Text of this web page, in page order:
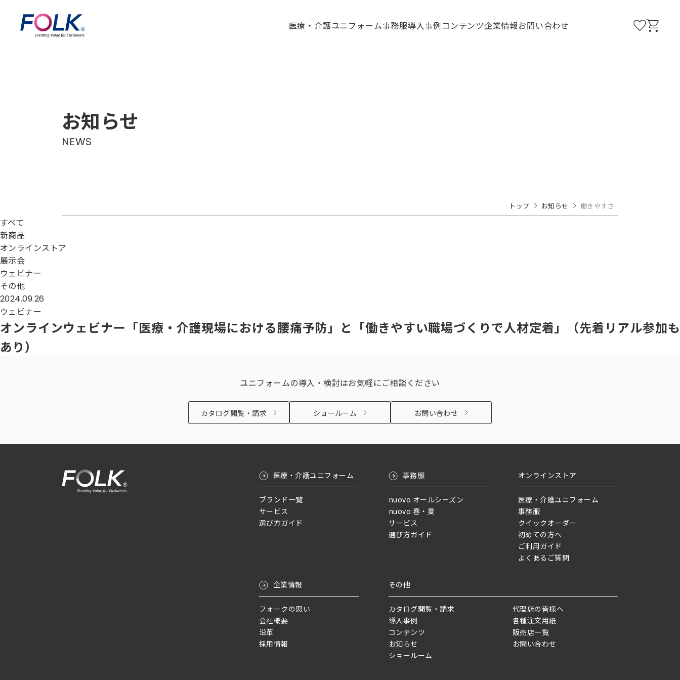
医療・介護ユニフォーム事務服導入事例 コンテンツ企業情報お問い合わせ
お知らせ
NEWS
トップ お知らせ 働きやすさ
すべて
新商品
オンラインストア
展示会
ウェビナー
その他
2024.09.26
ウェビナー
オンラインウェビナー「医療・介護現場における腰痛予防」と「働きやすい職場づくりで人材定着」（先着リアル参加も
あり）
ユニフォームの導入・検討はお気軽にご相談ください
カタログ閲覧・請求 ショールーム お問い合わせ
医療・介護ユニフォーム
ブランド一覧
サービス
選び方ガイド
事務服
nuovo オールシーズン
nuovo 春・夏
サービス
選び方ガイド
オンラインストア
医療・介護ユニフォーム
事務服
クイックオーダー
初めての方へ
ご利用ガイド
よくあるご質問
企業情報
フォークの思い
会社概要
沿革
採用情報
その他
カタログ閲覧・請求
導入事例
コンテンツ
お知らせ
ショールーム
代理店の皆様へ
各種注文用紙
販売店一覧
お問い合わせ